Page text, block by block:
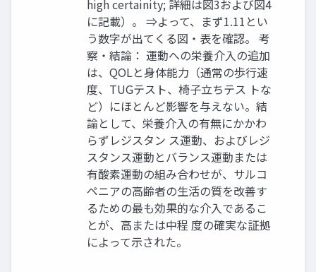
high certainity; 詳細は図3および図4
に記載）。 ⇒よって、まず1.11とい
う数字が出てくる図・表を確認。 考
察・結論： 運動への栄養介入の追加
は、QOLと身体能力（通常の歩行速
度、TUGテスト、椅子立ちテス トな
ど）にほとんど影響を与えない。結
論として、栄養介入の有無にかかわ
らずレジスタン ス運動、およびレジ
スタンス運動とバランス運動または
有酸素運動の組み合わせが、サルコ
ペニアの高齢者の生活の質を改善す
るための最も効果的な介入であるこ
とが、高または中程 度の確実な証拠
によって示された。